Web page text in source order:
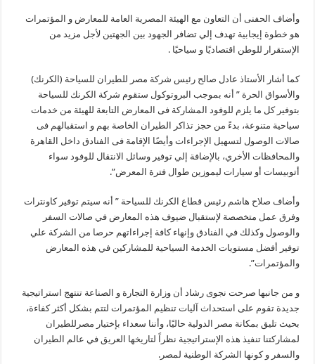
وأضاف الحفنى أن التعاون مع الهيئة المصرية العامة للمعارض و المؤتمرات
هو خطوة إيجابية تهدف إلي تضافر الجهود بين الجهتين لأجل مزيد من
الإستقرار للوطن اقتصاديًا و سياحيًا .
كما أشار الأستاذ عادل صالح رئيس شركة مصر للطيران للسياحة (الكرنك)
والأسواق الحرة ” أنه بموجب البروتوكول ستقوم شركة الكرنك للسياحة
بتوفير كل ما يلزم للوفود المشاركة فى المعارض التابعة للهيئة من خدمات
سياحية متنوعة، بدءً من حجز تذاكر الطيران الخاصة بهم و استقبالهم فى
صالات الوصول لتسهيل الإجراءات وأيضًا الإقامة فى الفنادق داخل القاهرة
والمحافظات الأخري، بالإضافة إلي توفير وسائل الانتقال للوفود سواء
أتوبيسات أو سيارات ليموزين طوال فترة المعرض”.
وأضاف صلاح هاشم رئيس قطاع الكرنك للسياحة ” أنه سيتم توفير كاونترات
وفرق عمل متخصصة لإستقبال ضيوف هذه المعارض في صالات السفر
والوصول وكذلك في الفنادق وإنهاء كافة إجراءاتهم حرصا من الشركة علي
توفير أفضل مستويات الخدمة السياحية للمشاركين في هذه المعارض
والمؤتمرات”.
و من جانبها صرحت نجوى رشاد أن وزارة التجارة و الصناعة تنتهج استراتيجية
جديدة تقوم على استحداث آليات تنظيم المؤتمرات لتتم بشكل أكثر كفاءة،
بحيث تليق بمكانة مصر الدولية حاليًا، وأننا سعداء بإختيار مصرللطيران
لمشاركتنا تنفيذ هذه الإستراتيجية نظراً لتاريخها العريق في عالم الطيران
والسفر و كونها الشركة الوطنية لمصر.